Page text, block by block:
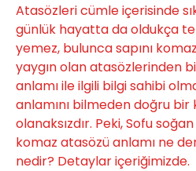
Atasözleri cümle içerisinde
günlük hayatta da oldukça
yemez, bulunca sapını
yaygın olan atasözlerinden
anlamı ile ilgili bilgi sahibi
anlamını bilmeden doğru bir
olanaksızdır. Peki, Sofu
komaz atasözü anlamı ne
nedir? Detaylar içeriğimizde.